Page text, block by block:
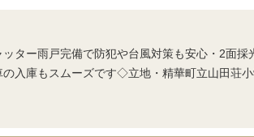
ター雨戸完備で防犯や台風対策も安心・2面採
入庫もスムーズです◇立地・精華町立山田荘小